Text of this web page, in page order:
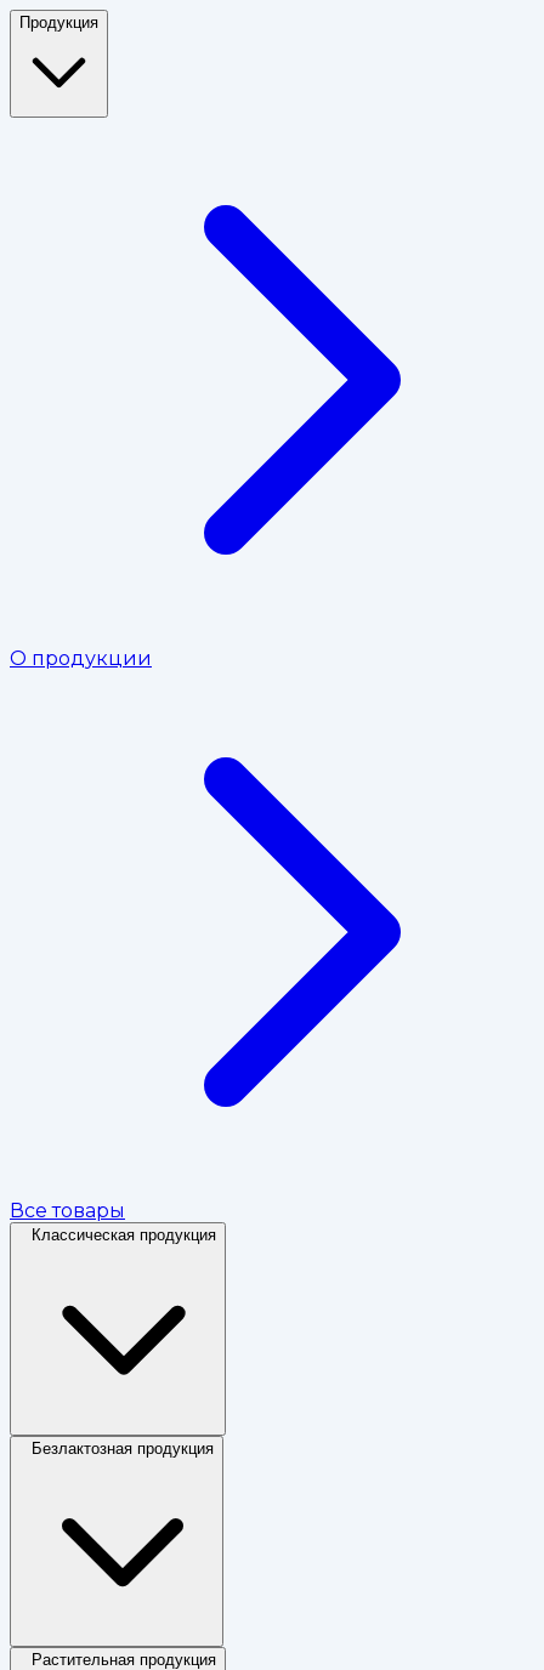
Продукция
О продукции
Все товары
Классическая продукция
Безлактозная продукция
Растительная продукция